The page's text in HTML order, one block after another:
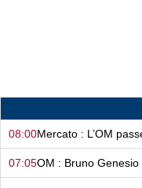
08:00Mercato : L’OM
07:05OM : Bruno